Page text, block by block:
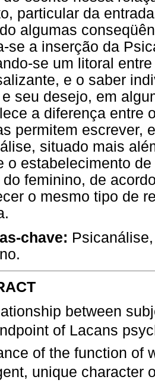
particular da
algumas
se a inserção da
se um litoral
e o saber
seu desejo, em
a diferença entre
permitem escrever,
situado mais
o estabelecimento
do feminino, de
o mesmo tipo de
chave:
between
of Lacans
of the function of
unique character